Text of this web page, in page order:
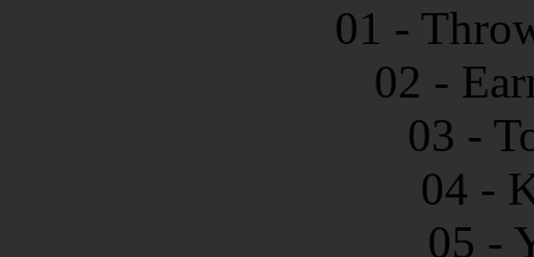
01 -
02 -
03 -
04 -
05 -